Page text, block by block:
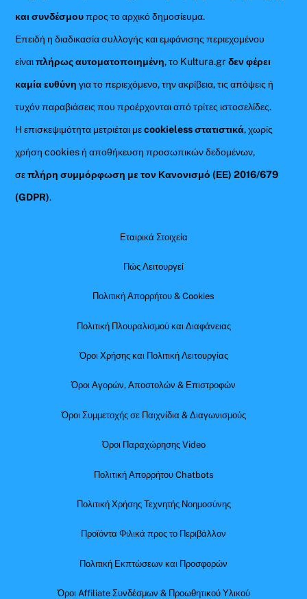
και συνδέσμουπρος το αρχικό δημοσίευμα.
Επειδή η διαδικασία συλλογής και εμφάνισης περιεχομένου
είναιπλήρως αυτοματοποιημένη, το Kultura.grδεν φέρει
καμία ευθύνη για το περιεχόμενο, την ακρίβεια, τις απόψεις ή
τυχόν παραβιάσεις που προέρχονται από τρίτες ιστοσελίδες.
Η επισκεψιμότητα μετριέται μεcookieless στατιστικά, χωρίς
χρήση cookies ή αποθήκευση προσωπικών δεδομένων,
σεπλήρη συμμόρφωση με τον Κανονισμό (ΕΕ) 2016/679
(GDPR).
Εταιρικά Στοιχεία
Πώς Λειτουργεί
Πολιτική Απορρήτου & Cookies
Πολιτική Πλουραλισμού και Διαφάνειας
Όροι Χρήσης και Πολιτική Λειτουργίας
Όροι Αγορών, Αποστολών & Επιστροφών
Όροι Συμμετοχής σε Παιχνίδια & Διαγωνισμούς
Όροι Παραχώρησης Video
Πολιτική Απορρήτου Chatbots
Πολιτική Χρήσης Τεχνητής Νοημοσύνης
Προϊόντα Φιλικά προς το Περιβάλλον
Πολιτική Εκπτώσεων και Προσφορών
Όροι Affiliate Συνδέσμων & Προωθητικού Υλικού